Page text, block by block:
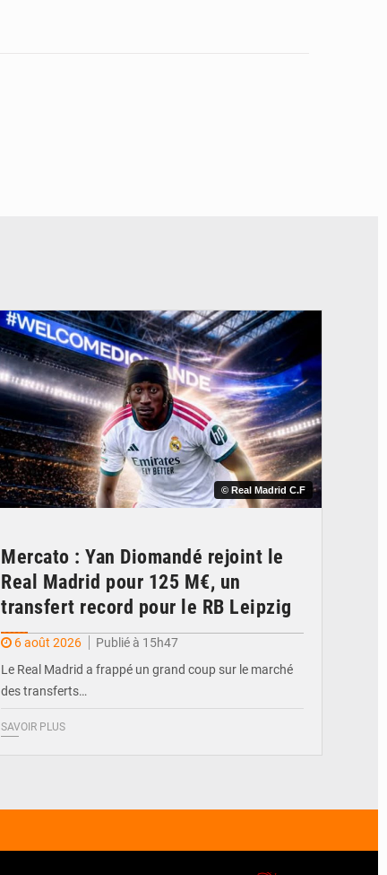
© Real Madrid C.F
Mercato : Yan Diomandé rejoint le
Real Madrid pour 125 M€, un
transfert record pour le RB Leipzig
6 août 2026
Publié à 15h47
Le Real Madrid a frappé un grand coup sur le marché
des transferts…
SAVOIR PLUS